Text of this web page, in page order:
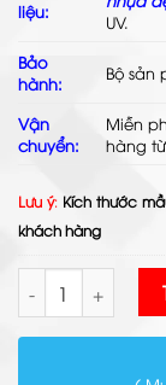
liệu:
UV.
Bảo
hành:
Bộ sản
Vận
chuyển:
Miễn
hàng
Lưu ý: Kích thước
khách hàng
Bàn Ghế Mây